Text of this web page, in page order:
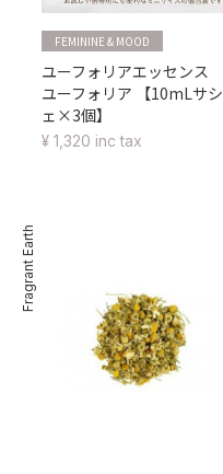
FEMININE & MOOD
ユーフォリアエッセンス
ユーフォリア 【10mLサシ
ェ×3個】
¥ 1,320 inc tax
Fragrant Earth